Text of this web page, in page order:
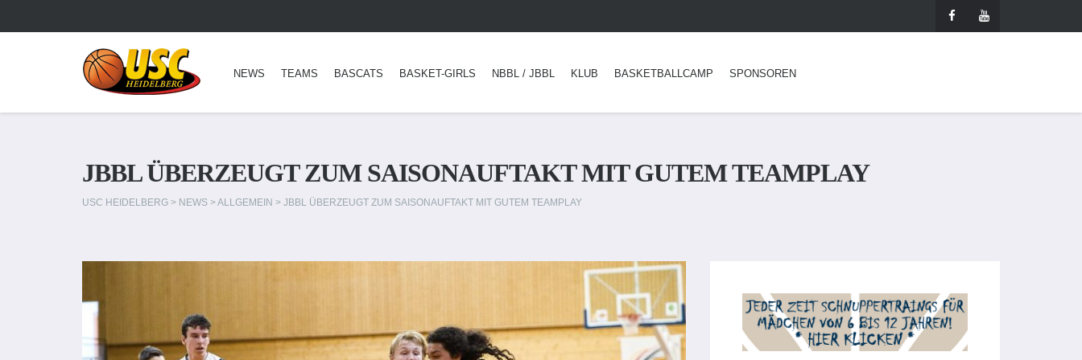
NEWS TEAMS BASCATS BASKET-GIRLS NBBL / JBBL KLUB BASKETBALLCAMP SPONSOREN
JBBL ÜBERZEUGT ZUM SAISONAUFTAKT MIT GUTEM TEAMPLAY
USC HEIDELBERG > NEWS >ALLGEMEIN > JBBL ÜBERZEUGT ZUM SAISONAUFTAKT MIT GUTEM TEAMPLAY